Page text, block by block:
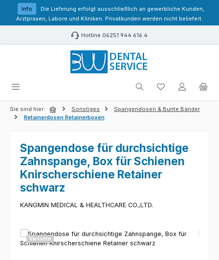
Zum Hauptinhalt springen
Info
Die Lieferung erfolgt ausschließlich an gewerbliche Kunden,
Arztpraxen, Labore und Kliniken. Privatkunden werden nicht beliefert.
Hotline 06251 944 616 4
Du hast 0
Sie sind hier: Sonstiges
Spangendosen & Bunte Bänder
Retainerdosen Retainerboxen
Spangendose für durchsichtige
Zahnspange, Box für Schienen
Knirscherschiene Retainer
schwarz
KANGMIN MEDICAL & HEALTHCARE CO.,LTD.
Bildergalerie überspringen
Variante